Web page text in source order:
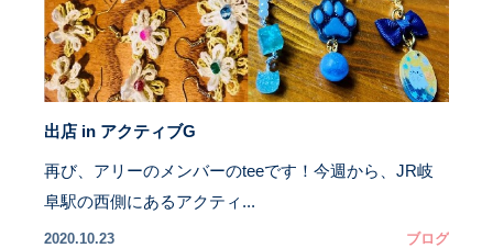
出店 in アクティブG
再び、アリーのメンバーのteeです！今週から、JR岐
阜駅の西側にあるアクティ...
2020.10.23 ブログ